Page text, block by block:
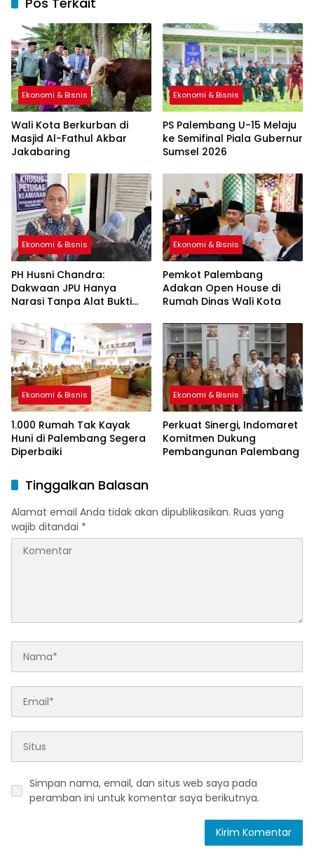
Ekonomi & Bisnis
Wali Kota Berkurban di
Masjid Al-Fathul Akbar
Jakabaring
Ekonomi & Bisnis
PS Palembang U-15 Melaju
ke Semifinal Piala Gubernur
Sumsel 2026
Ekonomi & Bisnis
PH Husni Chandra:
Dakwaan JPU Hanya
Narasi Tanpa Alat Bukti
Ekonomi & Bisnis
Pemkot Palembang
Adakan Open House di
Rumah Dinas Wali Kota
Ekonomi & Bisnis
1.000 Rumah Tak Kayak
Huni di Palembang Segera
Diperbaiki
Ekonomi & Bisnis
Perkuat Sinergi, Indomaret
Komitmen Dukung
Pembangunan Palembang
Tinggalkan Balasan
Alamat email Anda tidak akan dipublikasikan. Ruas yang
wajib ditandai *
Simpan nama, email, dan situs web saya pada
peramban ini untuk komentar saya berikutnya.